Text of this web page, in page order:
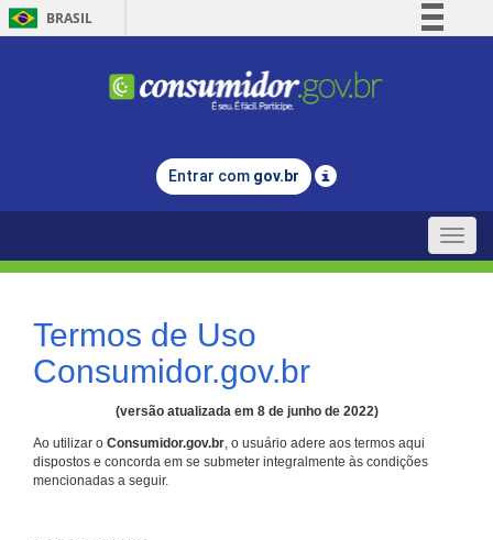
BRASIL
Comunica BR
Legislação
Entrar com gov.br
Toggle
Termos de Uso
Consumidor.gov.br
(versão atualizada em 8 de junho de 2022)
Ao utilizar o Consumidor.gov.br, o usuário adere aos termos aqui
dispostos e concorda em se submeter integralmente às condições
mencionadas a seguir.